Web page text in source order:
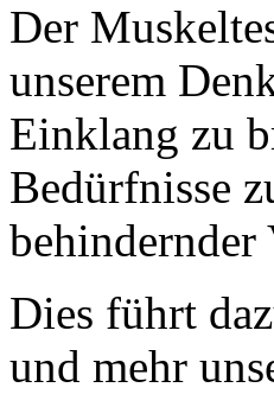
Der
unserem
Einklang zu
Bedürfnisse
behindernder
Dies führt
und mehr